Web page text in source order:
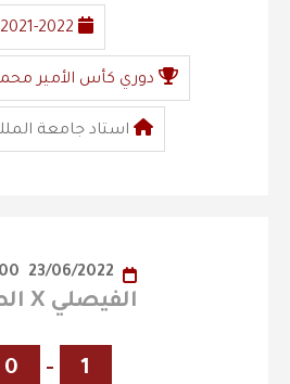
2021-2022
دوري كأس الأمير
استاد جامعة
الفيصلي X الطائي
1
-
0